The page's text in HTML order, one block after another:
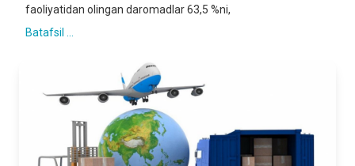
faoliyatidan olingan daromadlar 63,5 %ni,
Batafsil ...